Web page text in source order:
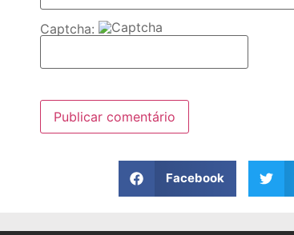
Captcha:
Facebook